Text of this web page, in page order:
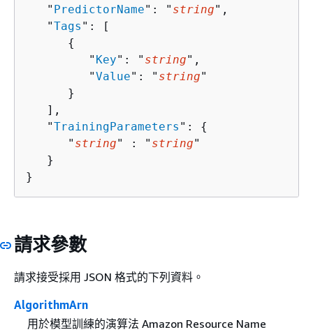
   "
PredictorName": " string",
   "
Tags ": [
{
         "
Key": " string",
         "
Value": " string"
      }
   ],
   "
TrainingParameters ": {
      "
string" : " string"
   }
}
請求參數
請求接受採用 JSON 格式的下列資料。
AlgorithmArn
用於模型訓練的演算法 Amazon Resource Name